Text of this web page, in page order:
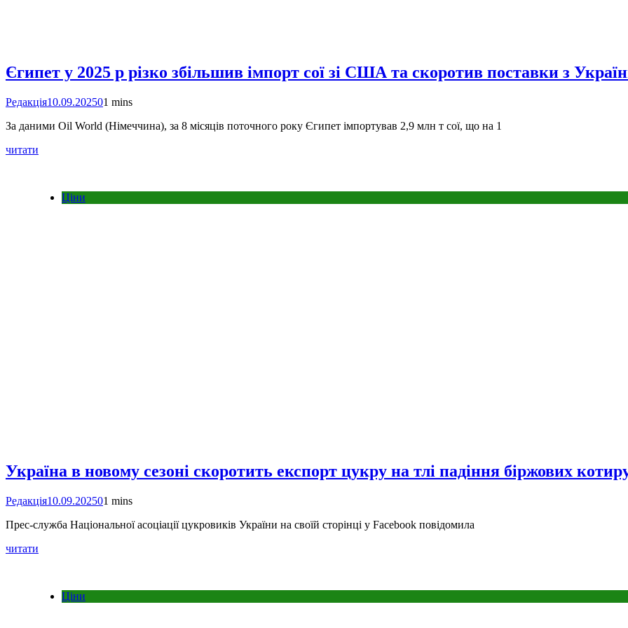
Єгипет у 2025 р різко збільшив імпорт сої зі США та скоротив поставки з
Редакція10.09.202501 mins
За даними Oil World (Німеччина), за 8 місяців поточного року Єгипет імпортував 2,9 млн т сої, що на 1
читати
Ціни
Україна в новому сезоні скоротить експорт цукру на тлі падіння біржових
Редакція10.09.202501 mins
Прес-служба Національної асоціації цукровиків України на своїй сторінці у Facebook повідомила
читати
Ціни